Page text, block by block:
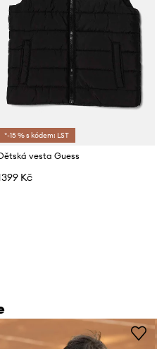
*-15 % s kódem: LST
vesta Guess
Kč